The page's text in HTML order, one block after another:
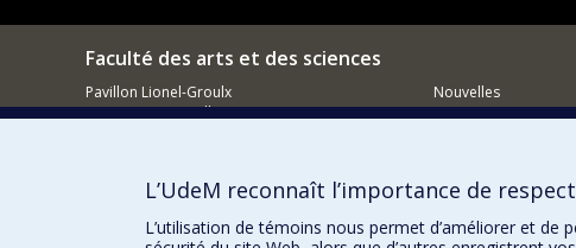
Faculté des arts et des sciences
Pavillon Lionel-Groulx
3150, rue Jean-Brillant
Nouvelles
Événements
L’UdeM reconnaît l’importance de
L’utilisation de témoins nous permet d’améliorer et